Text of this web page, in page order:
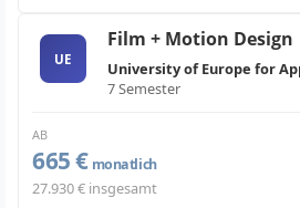
UE
Film + Motion Design
University of Europe for
7 Semester
AB
665 € monatlich
27.930 € insgesamt